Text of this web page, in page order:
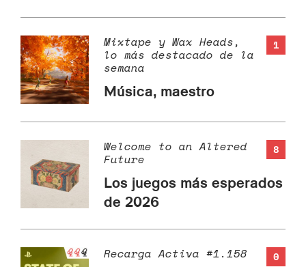
1
Mixtape y Wax Heads,
lo más destacado de la
semana
Música, maestro
8
Welcome to an Altered
Future
Los juegos más esperados
de 2026
0
Recarga Activa #1.158